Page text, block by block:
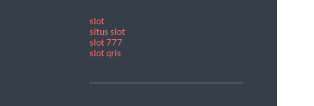
slot
situs slot
slot 777
slot qris